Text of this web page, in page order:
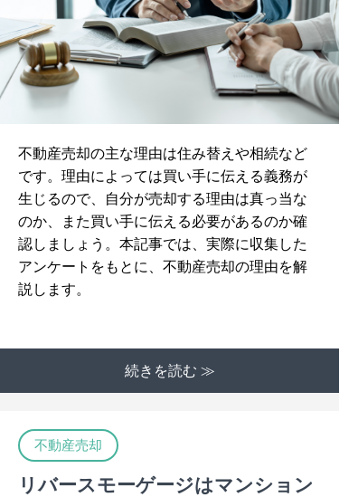
不動産売却の主な理由は住み替えや相続など
です。理由によっては買い手に伝える義務が
生じるので、自分が売却する理由は真っ当な
のか、また買い手に伝える必要があるのか確
認しましょう。本記事では、実際に収集した
アンケートをもとに、不動産売却の理由を解
説します。
続きを読む ≫
不動産売却
リバースモーゲージはマンション